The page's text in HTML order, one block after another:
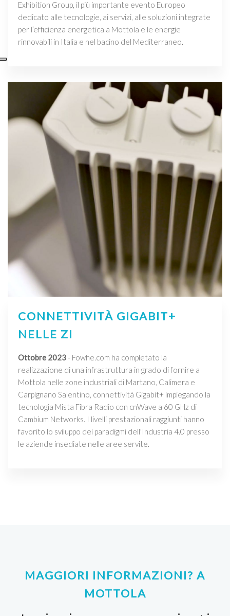
Exhibition Group, il più importante evento Europeo
dedicato alle tecnologie, ai servizi, alle soluzioni integrate
per l’efficienza energetica a Mottola e le energie
rinnovabili in Italia e nel bacino del Mediterraneo.
CONNETTIVITÀ GIGABIT+
NELLE ZI
Ottobre 2023- Fowhe.com ha completato la
realizzazione di una infrastruttura in grado di fornire a
Mottola nelle zone industriali di Martano, Calimera e
Carpignano Salentino, connettività Gigabit+ impiegando la
tecnologia Mista Fibra Radio con cnWave a 60 GHz di
Cambium Networks. I livelli prestazionali raggiunti hanno
favorito lo sviluppo dei paradigmi dell'Industria 4.0 presso
le aziende insediate nelle aree servite.
MAGGIORI INFORMAZIONI? A
MOTTOLA